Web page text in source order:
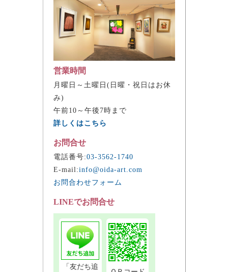
営業時間
月曜日～土曜日(日曜・祝日はお休
み)
午前10～午後7時まで
詳しくはこちら
お問合せ
電話番号:03-3562-1740
E-mail:info@oida-art.com
お問合わせフォーム
LINEでお問合せ
「友だち追